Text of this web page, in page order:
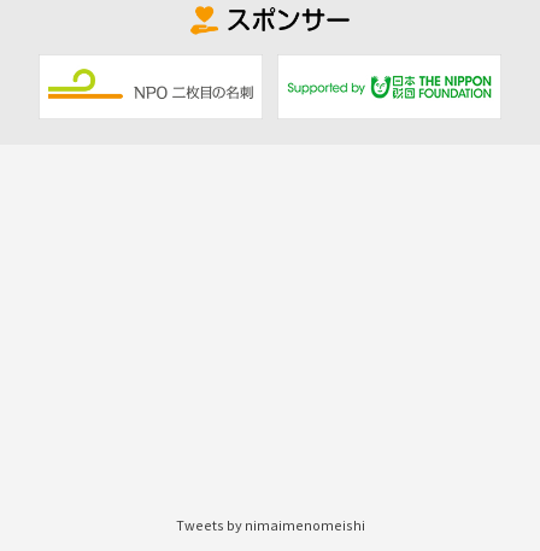
Tweets by nimaimenomeishi